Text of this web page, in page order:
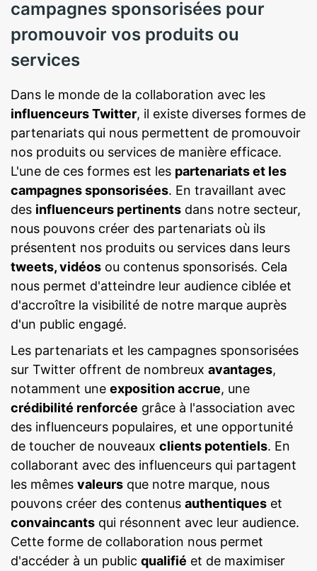
campagnes sponsorisées pour
promouvoir vos produits ou
services
Dans le monde de la collaboration avec les
influenceurs Twitter, il existe diverses formes de
partenariats qui nous permettent de promouvoir
nos produits ou services de manière efficace.
L'une de ces formes est les partenariats et les
campagnes sponsorisées. En travaillant avec
des influenceurs pertinents dans notre secteur,
nous pouvons créer des partenariats où ils
présentent nos produits ou services dans leurs
tweets, vidéos ou contenus sponsorisés. Cela
nous permet d'atteindre leur audience ciblée et
d'accroître la visibilité de notre marque auprès
d'un public engagé.
Les partenariats et les campagnes sponsorisées
sur Twitter offrent de nombreux avantages,
notamment une exposition accrue, une
crédibilité renforcée grâce à l'association avec
des influenceurs populaires, et une opportunité
de toucher de nouveaux clients potentiels. En
collaborant avec des influenceurs qui partagent
les mêmes valeurs que notre marque, nous
pouvons créer des contenus authentiques et
convaincants qui résonnent avec leur audience.
Cette forme de collaboration nous permet
d'accéder à un public qualifié et de maximiser